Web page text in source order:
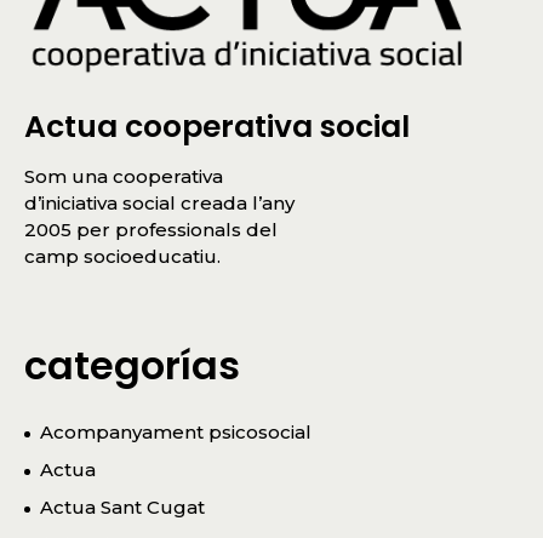
Actua cooperativa social
Som una cooperativa
d’iniciativa social creada l’any
2005 per professionals del
camp socioeducatiu.
categorías
Acompanyament psicosocial
Actua
Actua Sant Cugat